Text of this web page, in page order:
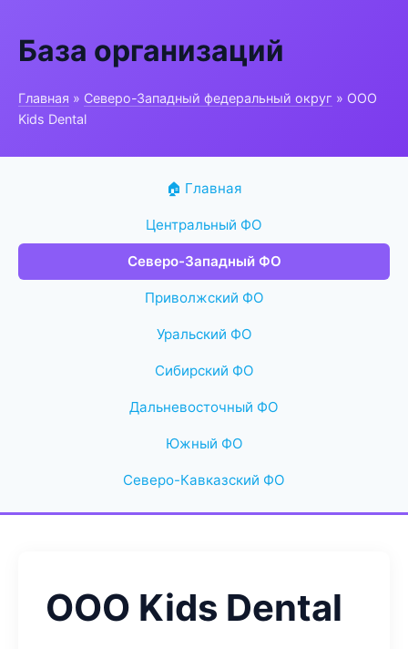
База организаций
Главная » Северо-Западный федеральный округ » ООО
Kids Dental
🏠 Главная
Центральный ФО
Северо-Западный ФО
Приволжский ФО
Уральский ФО
Сибирский ФО
Дальневосточный ФО
Южный ФО
Северо-Кавказский ФО
ООО Kids Dental